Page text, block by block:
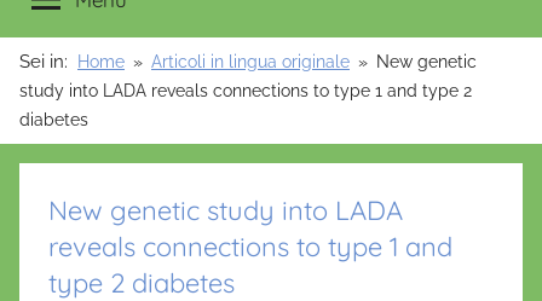
Sei in: Home Articoli in lingua originale
New genetic
study into LADA reveals connections to type 1 and type 2
diabetes
New genetic study into LADA
reveals connections to type 1 and
type 2 diabetes